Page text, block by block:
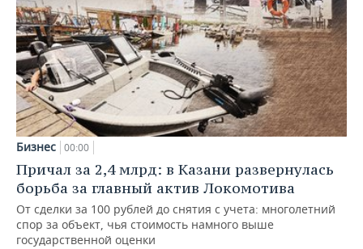
Бизнес 00:00
Причал за 2,4 млрд: в Казани развернулась
борьба за главный актив Локомотива
От сделки за 100 рублей до снятия с учета: многолетний
спор за объект, чья стоимость намного выше
государственной оценки